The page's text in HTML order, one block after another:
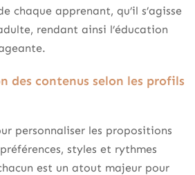
chaque apprenant, qu’il s’agisse
rendant ainsi l’éducation
des contenus selon les profils
personnaliser les propositions
styles et rythmes
est un atout majeur pour